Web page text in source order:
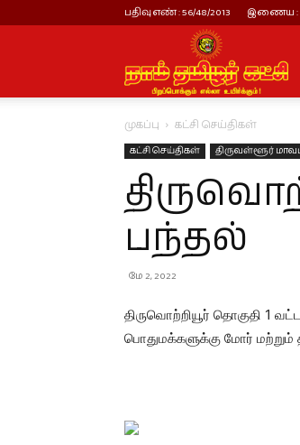
பதிவு எண் : 56/48/2013 இணைய :
முகப்பு கட்சி செய்திகள்
கட்சி செய்திகள் திருவள்ளூர்
பந்தல்
மே 2, 2022
திருவொற்றியூர் தொகுதி 1
பொதுமக்களுக்கு மோர் மற்றும்